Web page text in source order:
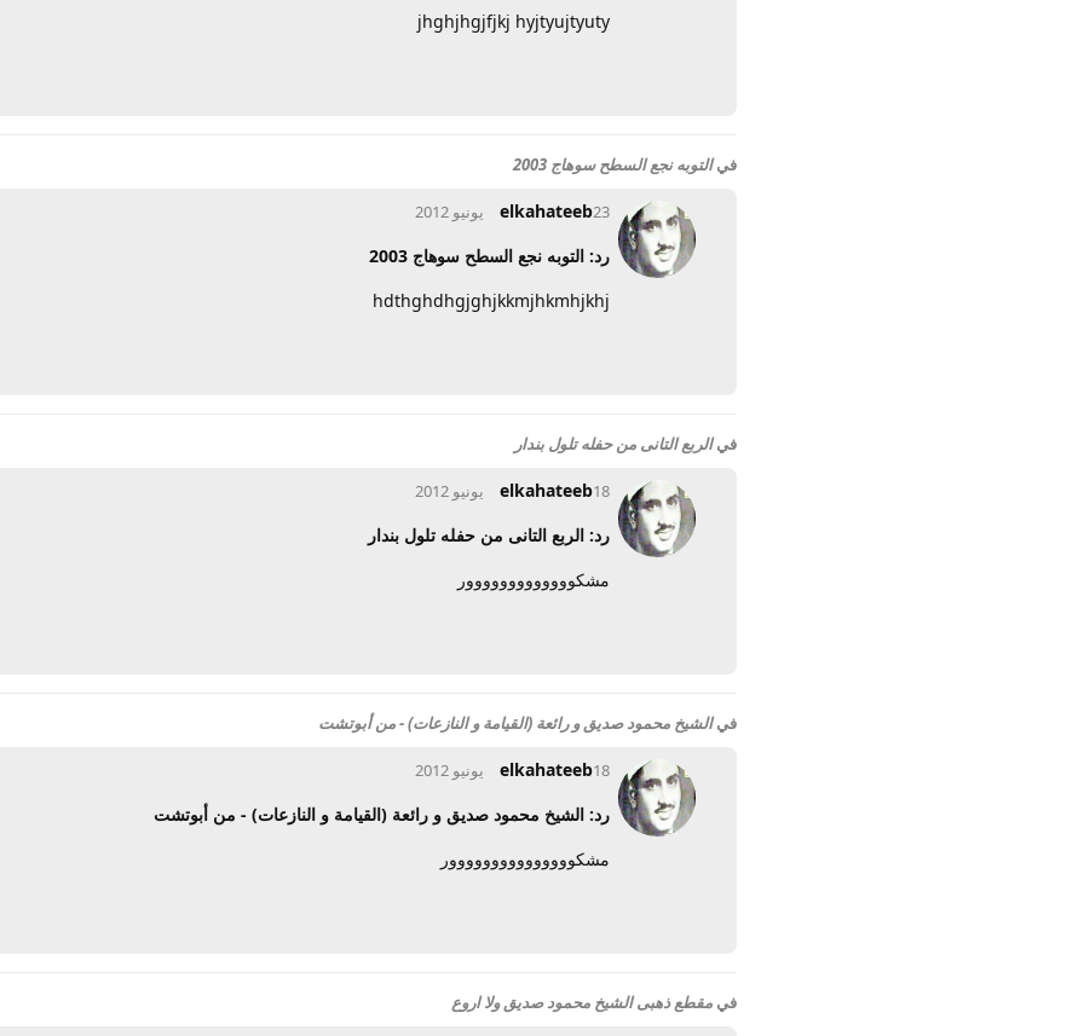
jhghjhgjfjkj hyjtyujtyuty
فيالتوبه نجع السطح سوهاج 2003
elkahateeb23 يونيو 2012
رد: التوبه نجع السطح سوهاج 2003
hdthghdhgjghjkkmjhkmhjkhj
فيالربع التانى من حفله تلول بندار
elkahateeb18 يونيو 2012
رد: الربع التانى من حفله تلول بندار
مشكووووووووووووور
فيالشيخ محمود صديق و رائعة (القيامة و النازعات) - من أبوتشت
elkahateeb18 يونيو 2012
رد: الشيخ محمود صديق و رائعة (القيامة و النازعات) - من أبوتشت
مشكووووووووووووووور
في مقطع ذهبى الشيخ محمود صديق ولا اروع